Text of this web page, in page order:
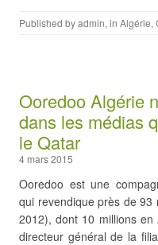
Published byadmin, in Algérie,
Ooredoo Algérie
dans les médias
le Qatar
4 mars 2015
Ooredoo est une
qui revendique près de
2012), dont 10 millions
directeur général de la